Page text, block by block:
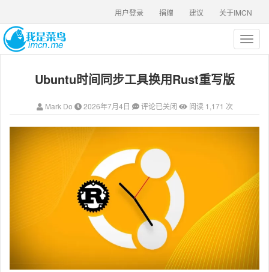
关于IMCN
建议
捐赠
用户登录
T
o
a
t
o
n
Ubuntu时间同步工具换用Rust重写版
Mark Do 2026年7月4日 评论已关闭 阅读 1,171 次